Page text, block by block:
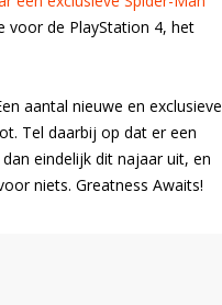
voor de PlayStation 4, het
aantal nieuwe en exclusieve
Tel daarbij op dat er een
eindelijk dit najaar uit, en
niets. Greatness Awaits!